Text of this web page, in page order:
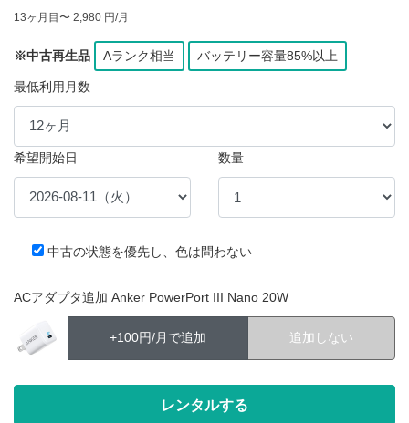
13ヶ月目〜 2,980 円/月
※中古再生品 Aランク相当 バッテリー容量85%以上
最低利用月数
希望開始日 数量
中古の状態を優先し、色は問わない
ACアダプタ追加 Anker PowerPort III Nano 20W
+100円/月で追加 追加しない